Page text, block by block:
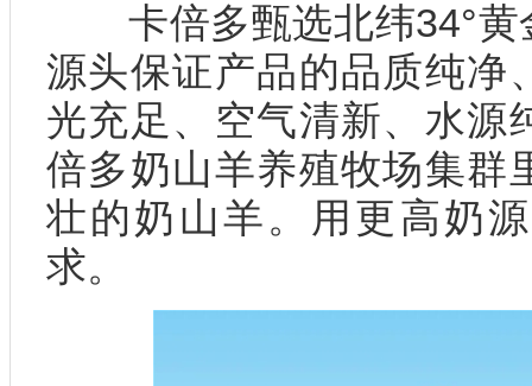
卡倍多甄选北纬34°黄
源头保证产品的品质纯净
光充足、空气清新、水源
倍多奶山羊养殖牧场集群
壮的奶山羊。用更高奶
求。